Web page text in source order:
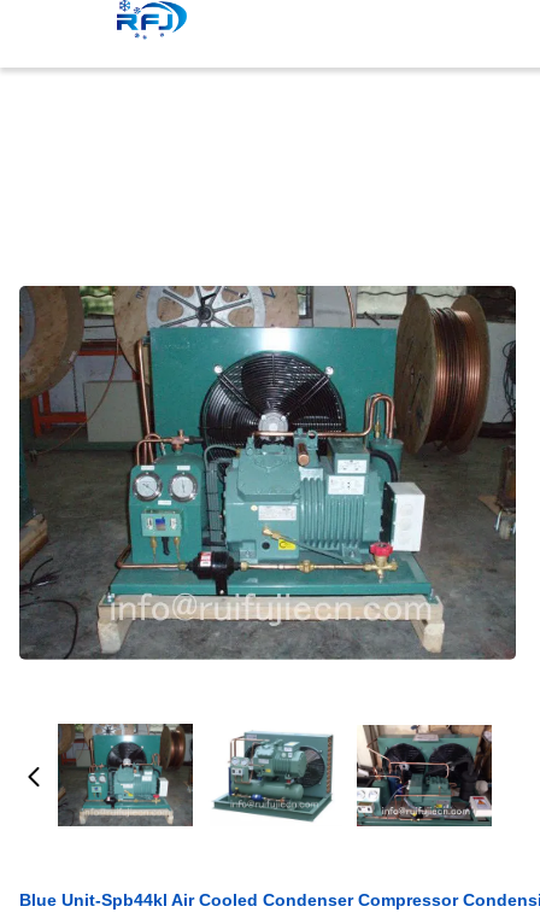
Blue Unit-Spb44kl Air Cooled Condenser Compressor